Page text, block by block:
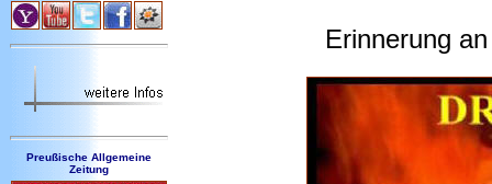
Preußische Allgemeine
Zeitung
Erinnerung